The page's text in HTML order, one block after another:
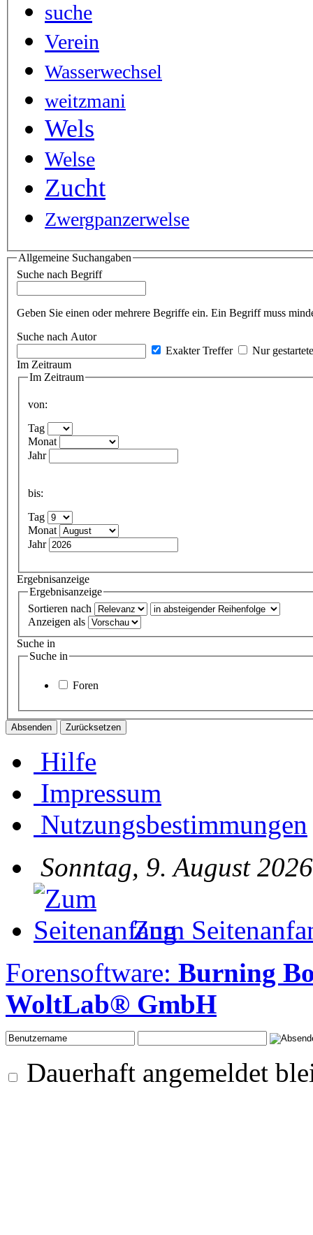
suche
Verein
Wasserwechsel
weitzmani
Wels
Welse
Zucht
Zwergpanzerwelse
Allgemeine Suchangaben
Suche nach Begriff
Geben Sie einen oder mehrere Begriffe ein. Ein Begriff muss
Suche nach Autor
Exakter Treffer
Nur
Im Zeitraum
Im Zeitraum
von:
Tag
Monat
Jahr
bis:
Tag
Monat
Jahr
Ergebnisanzeige
Ergebnisanzeige
Sortieren nach
Anzeigen als
Suche in
Suche in
Foren
Hilfe
Impressum
Nutzungsbestimmungen
Sonntag, 9. August
Zum
Forensoftware: Burning
WoltLab® GmbH
Dauerhaft angemeldet